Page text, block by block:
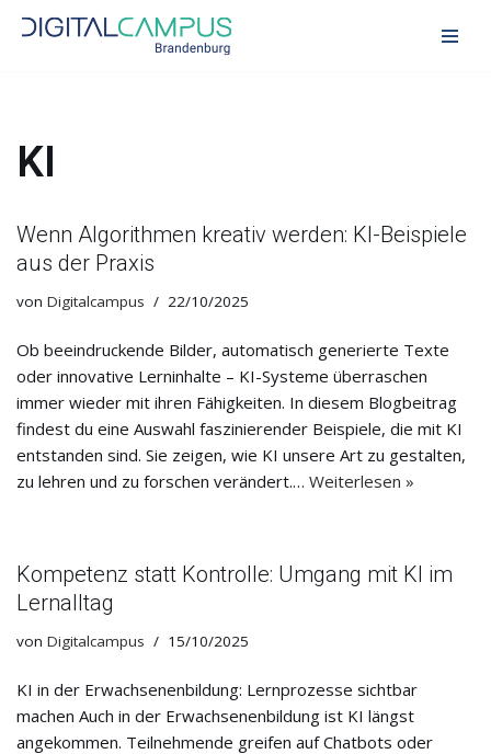
KI
Wenn Algorithmen kreativ werden: KI-Beispiele
aus der Praxis
von Digitalcampus 22/10/2025
Ob beeindruckende Bilder, automatisch generierte Texte
oder innovative Lerninhalte – KI-Systeme überraschen
immer wieder mit ihren Fähigkeiten. In diesem Blogbeitrag
findest du eine Auswahl faszinierender Beispiele, die mit KI
entstanden sind. Sie zeigen, wie KI unsere Art zu gestalten,
zu lehren und zu forschen verändert.… Weiterlesen »
Kompetenz statt Kontrolle: Umgang mit KI im
Lernalltag
von Digitalcampus 15/10/2025
KI in der Erwachsenenbildung: Lernprozesse sichtbar
machen Auch in der Erwachsenenbildung ist KI längst
angekommen. Teilnehmende greifen auf Chatbots oder